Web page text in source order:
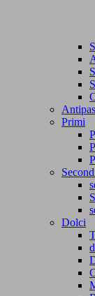
Primi
Dolci